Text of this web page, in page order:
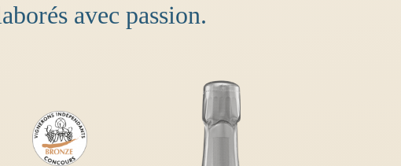
avec passion.